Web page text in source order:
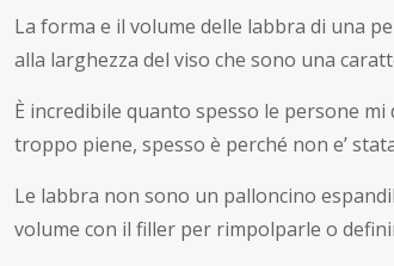
La forma e il volume delle labbra di una
alla larghezza del viso che sono una
È incredibile quanto spesso le persone
troppo piene, spesso è perché non e’
Le labbra non sono un palloncino
volume con il filler per rimpolparle o